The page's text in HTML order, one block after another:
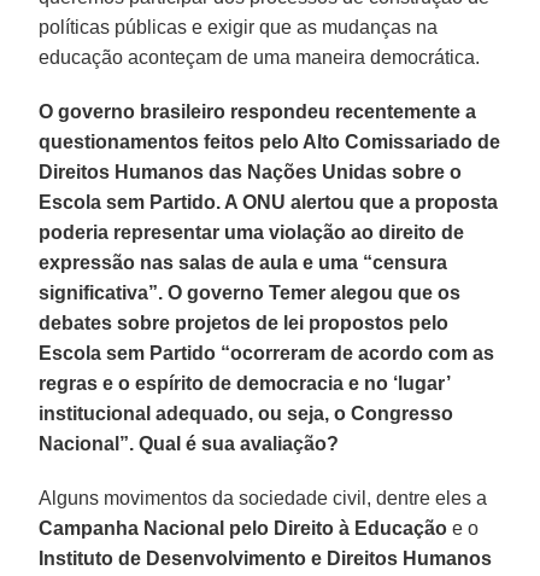
políticas públicas e exigir que as mudanças na
educação aconteçam de uma maneira democrática.
O governo brasileiro respondeu recentemente a
questionamentos feitos pelo Alto Comissariado de
Direitos Humanos das Nações Unidas sobre o
Escola sem Partido. A ONU alertou que a proposta
poderia representar uma violação ao direito de
expressão nas salas de aula e uma “censura
significativa”. O governo Temer alegou que os
debates sobre projetos de lei propostos pelo
Escola sem Partido “ocorreram de acordo com as
regras e o espírito de democracia e no ‘lugar’
institucional adequado, ou seja, o Congresso
Nacional”. Qual é sua avaliação?
Alguns movimentos da sociedade civil, dentre eles a
Campanha Nacional pelo Direito à Educação e o
Instituto de Desenvolvimento e Direitos Humanos